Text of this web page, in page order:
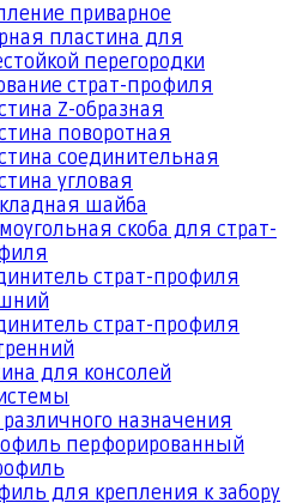
приварное
пластина для
перегородки
страт-профиля
Z-образная
поворотная
соединительная
угловая
шайба
скоба для страт-
страт-профиля
страт-профиля
для консолей
назначения
перфорированный
для крепления к забору